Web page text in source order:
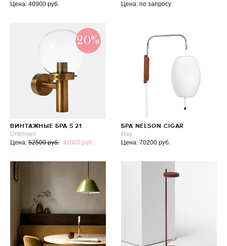
Цена: 40900 руб.
Цена: по запросу
20%
ВИНТАЖНЫЕ БРА S 21
Unknown
Цена: 52500 руб. 42000 руб.
БРА NELSON CIGAR
Hay
Цена: 70200 руб.